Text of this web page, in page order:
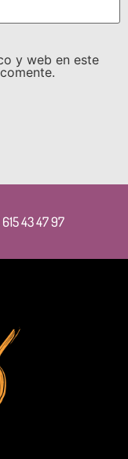
y web en este
43 47 97